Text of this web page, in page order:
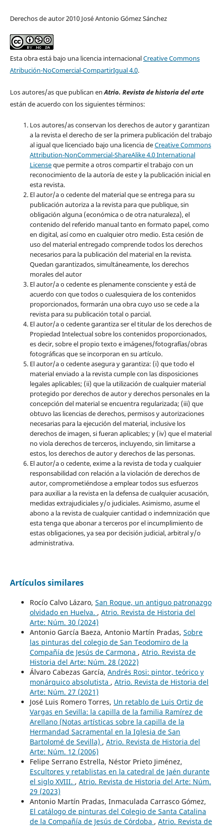
Derechos de autor 2010 José Antonio Gómez Sánchez
Esta obra está bajo una licencia internacionalCreative Commons
Atribución-NoComercial-CompartirIgual 4.0.
Los autores/as que publican enAtrio. Revista de historia del arte
están de acuerdo con los siguientes términos:
Los autores/as conservan los derechos de autor y garantizan
a la revista el derecho de ser la primera publicación del trabajo
al igual que licenciado bajo una licencia deCreative Commons
Attribution-NonCommercial-ShareAlike 4.0 International
Licenseque permite a otros compartir el trabajo con un
reconocimiento de la autoría de este y la publicación inicial en
esta revista.
El autor/a o cedente del material que se entrega para su
publicación autoriza a la revista para que publique, sin
obligación alguna (económica o de otra naturaleza), el
contenido del referido manual tanto en formato papel, como
en digital, así como en cualquier otro medio. Esta cesión de
uso del material entregado comprende todos los derechos
necesarios para la publicación del material en la revista.
Quedan garantizados, simultáneamente, los derechos
morales del autor
El autor/a o cedente es plenamente consciente y está de
acuerdo con que todos o cualesquiera de los contenidos
proporcionados, formarán una obra cuyo uso se cede a la
revista para su publicación total o parcial.
El autor/a o cedente garantiza ser el titular de los derechos de
Propiedad Intelectual sobre los contenidos proporcionados,
es decir, sobre el propio texto e imágenes/fotografías/obras
fotográficas que se incorporan en su artículo.
El autor/a o cedente asegura y garantiza: (i) que todo el
material enviado a la revista cumple con las disposiciones
legales aplicables; (ii) que la utilización de cualquier material
protegido por derechos de autor y derechos personales en la
concepción del material se encuentra regularizada; (iii) que
obtuvo las licencias de derechos, permisos y autorizaciones
necesarias para la ejecución del material, inclusive los
derechos de imagen, si fueran aplicables; y (iv) que el material
no viola derechos de terceros, incluyendo, sin limitarse a
estos, los derechos de autor y derechos de las personas.
El autor/a o cedente, exime a la revista de toda y cualquier
responsabilidad con relación a la violación de derechos de
autor, comprometiéndose a emplear todos sus esfuerzos
para auxiliar a la revista en la defensa de cualquier acusación,
medidas extrajudiciales y/o judiciales. Asimismo, asume el
abono a la revista de cualquier cantidad o indemnización que
esta tenga que abonar a terceros por el incumplimiento de
estas obligaciones, ya sea por decisión judicial, arbitral y/o
administrativa.
Artículos similares
Rocío Calvo Lázaro, San Roque, un antiguo patronazgo
olvidado en Huelva. , Atrio. Revista de Historia del
Arte: Núm. 30 (2024)
Antonio García Baeza, Antonio Martín Pradas, Sobre
las pinturas del colegio de San Teodomiro de la
Compañía de Jesús de Carmona , Atrio. Revista de
Historia del Arte: Núm. 28 (2022)
Álvaro Cabezas García, Andrés Rosi: pintor, teórico y
monárquico absolutista , Atrio. Revista de Historia del
Arte: Núm. 27 (2021)
José Luis Romero Torres, Un retablo de Luis Ortiz de
Vargas en Sevilla: la capilla de la familia Ramírez de
Arellano (Notas artísticas sobre la capilla de la
Hermandad Sacramental en la Iglesia de San
Bartolomé de Sevilla) , Atrio. Revista de Historia del
Arte: Núm. 12 (2006)
Felipe Serrano Estrella, Néstor Prieto Jiménez,
Escultores y retablistas en la catedral de Jaén durante
el siglo XVIII. , Atrio. Revista de Historia del Arte: Núm.
29 (2023)
Antonio Martín Pradas, Inmaculada Carrasco Gómez,
El catálogo de pinturas del Colegio de Santa Catalina
de la Compañía de Jesús de Córdoba , Atrio. Revista de